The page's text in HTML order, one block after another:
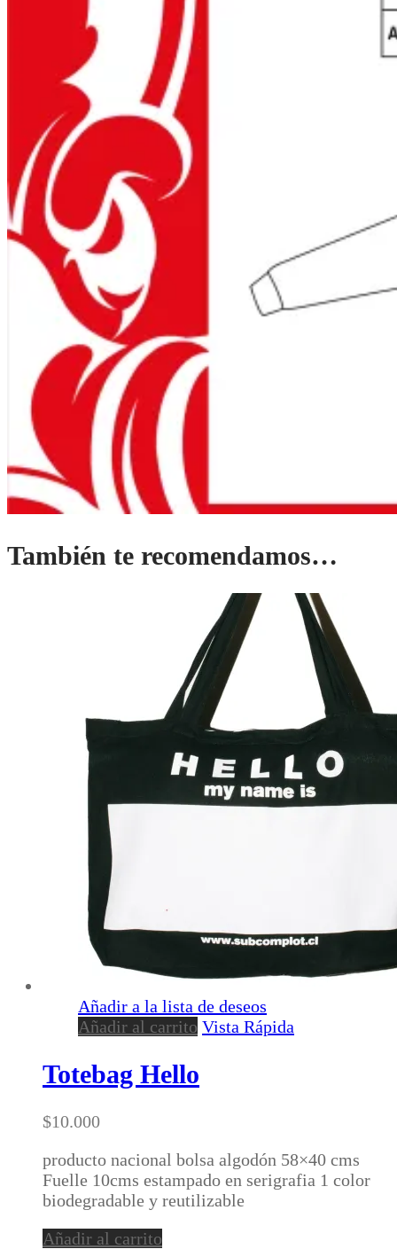
También te recomendamos…
Añadir a la lista de deseos
Añadir al carrito Vista Rápida
Totebag Hello
$10.000
producto nacional bolsa algodón 58×40 cms
Fuelle 10cms estampado en serigrafia 1 color
biodegradable y reutilizable
Añadir al carrito